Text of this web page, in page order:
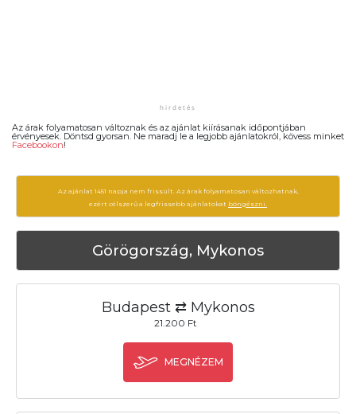
Az árak folyamatosan változnak és az ajánlat kiírásanak időpontjában
érvényesek. Döntsd gyorsan. Ne maradj le a legjobb ajánlatokról, kövess minket
Facebookon!
Az ajánlat 1451 napja nem frissült. Az árak folyamatosan változhatnak,
ezért célszerű a legfrissebb ajánlatokat böngészni.
Görögország, Mykonos
Budapest ⇄ Mykonos
21.200 Ft
MEGNÉZEM